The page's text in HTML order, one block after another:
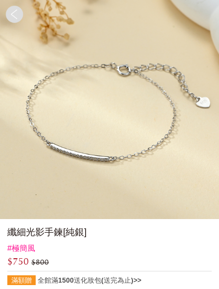
纖細光影手鍊[純銀]
#極簡風
$750 $800
滿額贈 全館滿1500送化妝包(送完為止)>>